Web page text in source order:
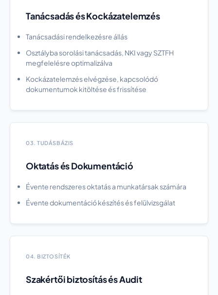
Tanácsadás és Kockázatelemzés
Tanácsadási rendelkezésre állás
Osztályba sorolási tanácsadás, NKI vagy SZTFH
megfelelésre optimalizálva
Kockázatelemzés elvégzése, kapcsolódó
dokumentumok kitöltése és frissítése
03. TUDÁSBÁZIS
Oktatás és Dokumentáció
Évente rendszeres oktatás a munkatársak számára
Évente dokumentáció készítés és felülvizsgálat
04. BIZTOSÍTÉK
Szakértői biztosítás és Audit